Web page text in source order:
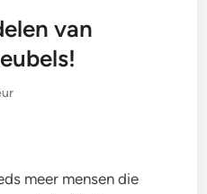
van
meer mensen die